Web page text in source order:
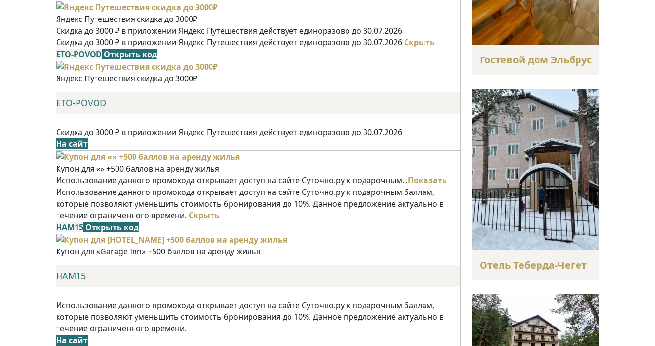
Яндекс Путешествия скидка до 3000₽
Скидка до 3000 ₽ в приложении Яндекс Путешествия действует единоразово до 30.07.2026
Скидка до 3000 ₽ в приложении Яндекс Путешествия действует единоразово до 30.07.2026 Скрыть
ETO-POVOD Открыть код
Яндекс Путешествия скидка до 3000₽
ETO-POVOD
Скидка до 3000 ₽ в приложении Яндекс Путешествия действует единоразово до 30.07.2026
На сайт
Купон для «» +500 баллов на аренду жилья
Использование данного промокода открывает доступ на сайте Суточно.ру к подарочным...Показать
Использование данного промокода открывает доступ на сайте Суточно.ру к подарочным баллам,
которые позволяют уменьшить стоимость бронирования до 10%. Данное предложение актуально в
течение ограниченного времени. Скрыть
НАМ15 Открыть код
Купон для «Garage Inn» +500 баллов на аренду жилья
НАМ15
Использование данного промокода открывает доступ на сайте Суточно.ру к подарочным баллам,
которые позволяют уменьшить стоимость бронирования до 10%. Данное предложение актуально в
течение ограниченного времени.
На сайт
Гостевой дом Эльбрус
Отель Теберда-Чегет